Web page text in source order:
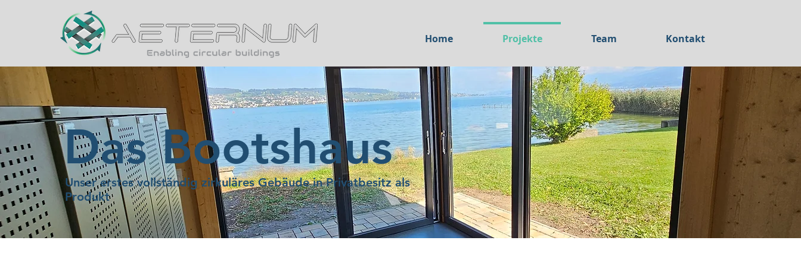
Home Projekte Team Kontakt
Das Bootshaus
Unser erstes vollständig zirkuläres Gebäude in Privatbesitz als
Produkt